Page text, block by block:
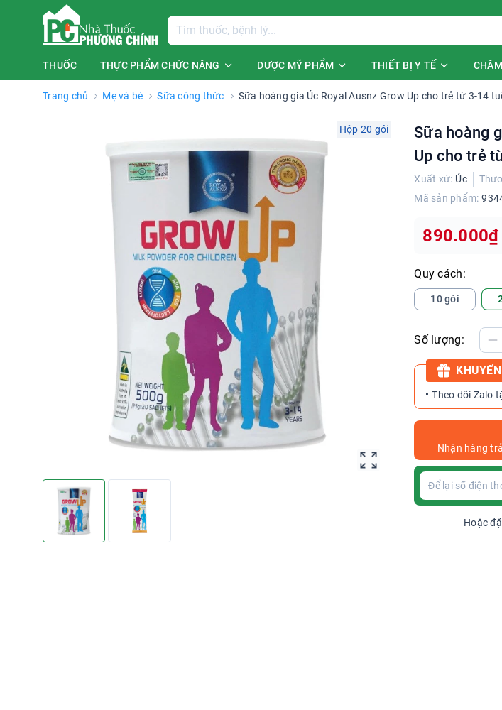
THUỐC THỰC PHẨM CHỨC NĂNG DƯỢC MỸ PHẨM THIẾT BỊ Y TẾ
Trang chủ Mẹ và bé Sữa công thức Sữa hoàng gia Úc Royal Ausnz Grow Up cho trẻ từ 3-14
Hộp 20 gói
Sữa hoàng
Up cho trẻ
Xuất xứ: Úc
Mã sản phẩm:
890.000₫
Quy cách:
10 gói
Số lượng:
Theo dõi Zalo
Nhận hàng
Hoặc